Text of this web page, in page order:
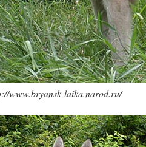
www.bryansk-laika.narod.ru/